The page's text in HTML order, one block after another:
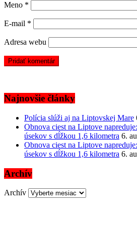
Meno *
E-mail *
Adresa webu
Najnovšie články
Polícia slúži aj na Liptovskej Mare
Obnova ciest na Liptove
úsekov s dĺžkou 1,6 kilometra 6.
Obnova ciest na Liptove
úsekov s dĺžkou 1,6 kilometra 6.
Archív
Archív